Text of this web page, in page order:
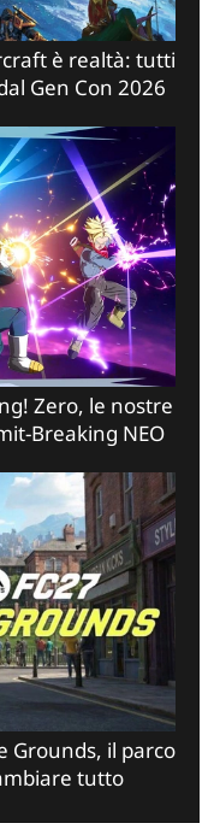
è realtà: tutti
Gen Con 2026
Zero, le nostre
Breaking NEO
Grounds, il parco
tutto